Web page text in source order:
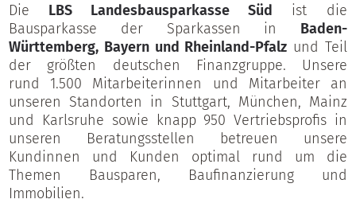
Die LBS Landesbausparkasse Süd ist die
Bausparkasse der Sparkassen in Baden-
Württemberg, Bayern und Rheinland-Pfalz und Teil
der größten deutschen Finanzgruppe. Unsere
rund 1.500 Mitarbeiterinnen und Mitarbeiter an
unseren Standorten in Stuttgart, München, Mainz
und Karlsruhe sowie knapp 950 Vertriebsprofis in
unseren Beratungsstellen betreuen unsere
Kundinnen und Kunden optimal rund um die
Themen Bausparen, Baufinanzierung und
Immobilien.